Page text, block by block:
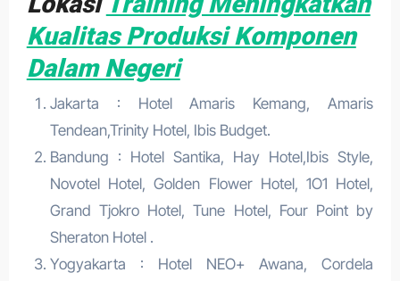
Kualitas Produksi Komponen
Dalam Negeri
Jakarta : Hotel Amaris Kemang, Amaris
Tendean,Trinity Hotel, Ibis Budget.
Bandung : Hotel Santika, Hay Hotel,Ibis Style,
Novotel Hotel, Golden Flower Hotel, 1O1 Hotel,
Grand Tjokro Hotel, Tune Hotel, Four Point by
Sheraton Hotel .
Yogyakarta : Hotel NEO+ Awana, Cordela